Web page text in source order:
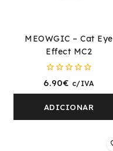
MEOWGIC – Cat Eye
Effect MC2
0
5
6.90€ c/IVA
ADICIONAR